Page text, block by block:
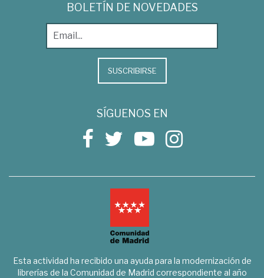
BOLETÍN DE NOVEDADES
SUSCRIBIRSE
SÍGUENOS EN
Esta actividad ha recibido una ayuda para la modernización de
librerías de la Comunidad de Madrid correspondiente al año